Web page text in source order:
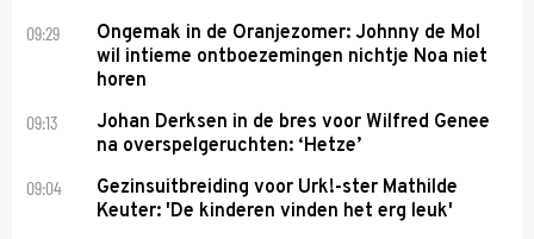
09:29
Ongemak in de Oranjezomer: Johnny de Mol
wil intieme ontboezemingen nichtje Noa niet
horen
09:13
Johan Derksen in de bres voor Wilfred Genee
na overspelgeruchten: ‘Hetze’
09:04
Gezinsuitbreiding voor Urk!-ster Mathilde
Keuter: 'De kinderen vinden het erg leuk'